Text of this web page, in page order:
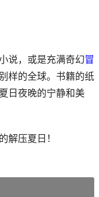
说，或是充满奇幻冒
样的全球。书籍的纸
日夜晚的宁静和美
解压夏日！